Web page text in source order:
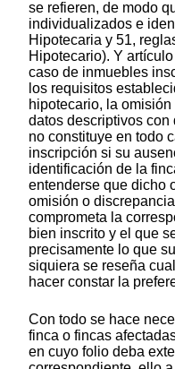
se refieren, de modo
individualizados e
Hipotecaria y 51,
Hipotecario). Y
caso de inmuebles
los requisitos
hipotecario, la
datos descriptivos con
no constituye en todo
inscripción si su
identificación de la
entenderse que dicho
omisión o
comprometa la
bien inscrito y el que
precisamente lo que
siquiera se reseña
hacer constar la
Con todo se hace
finca o fincas
en cuyo folio deba